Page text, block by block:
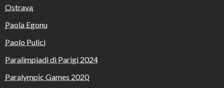
Ostrava
Paola Egonu
Paolo Pulici
Paralimpiadi di Parigi 2024
Paralympic Games 2020